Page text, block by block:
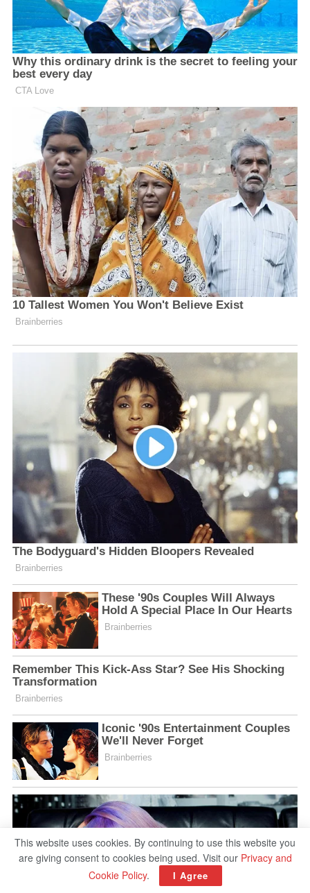
This website uses cookies. By continuing to use this website you
are giving consent to cookies being used. Visit our Privacy and
Cookie Policy. I Agree